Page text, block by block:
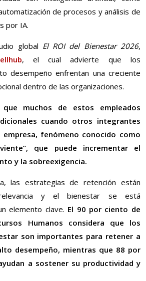
de procesos y análisis de
por IA.
global El ROI del Bienestar 2026,
, el cual advierte que los
desempeño enfrentan una creciente
dentro de las organizaciones.
muchos de estos empleados
cuando otros integrantes
fenómeno conocido como
que puede incrementar el
y la sobreexigencia.
las estrategias de retención están
y el bienestar se está
elemento clave. El 90 por ciento de
Humanos considera que los
son importantes para retener a
desempeño, mientras que 88 por
a sostener su productividad y